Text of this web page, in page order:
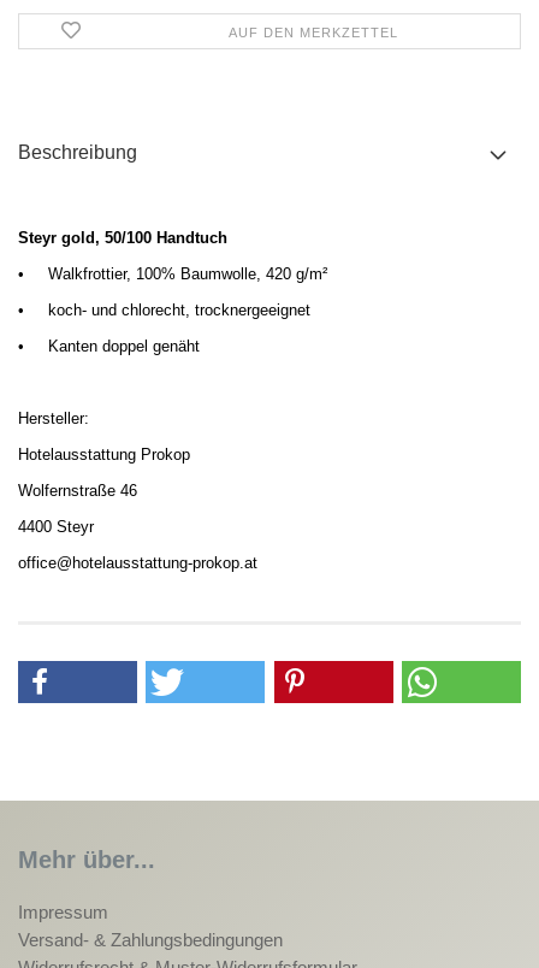
AUF DEN MERKZETTEL
Beschreibung
Steyr gold, 50/100 Handtuch
•
Walkfrottier, 100% Baumwolle, 420 g/m²
•
koch- und chlorecht, trocknergeeignet
•
Kanten doppel genäht
Hersteller:
Hotelausstattung Prokop
Wolfernstraße 46
4400 Steyr
office@hotelausstattung-prokop.at
Mehr über...
Impressum
Versand- & Zahlungsbedingungen